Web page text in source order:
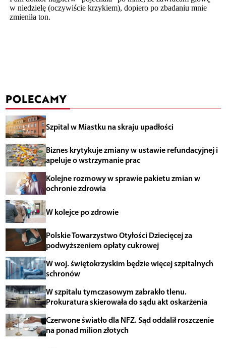
POLECAMY
Szpital w Miastku na skraju upadłości
Biznes krytykuje zmiany w ustawie refundacyjnej i
apeluje o wstrzymanie prac
Kolejne rozmowy w sprawie pakietu zmian w
ochronie zdrowia
W kolejce po zdrowie
Polskie Towarzystwo Otyłości Dziecięcej za
podwyższeniem opłaty cukrowej
W woj. świętokrzyskim będzie więcej szpitalnych
schronów
W szpitalu tymczasowym zabrakło tlenu.
Prokuratura skierowała do sądu akt oskarżenia
Czerwone światło dla NFZ. Sąd oddalił roszczenie
na ponad milion złotych